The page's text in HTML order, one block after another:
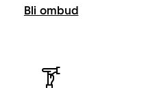
Bli ombud